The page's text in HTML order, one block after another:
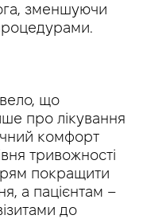
зменшуючи
що
про лікування
комфорт
тривожності
покращити
а пацієнтам –
до